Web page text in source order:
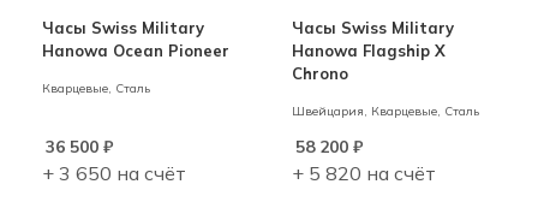
Часы Swiss Military
Hanowa Ocean Pioneer
Кварцевые, Сталь
36 500 ₽
+ 3 650 на счёт
Часы Swiss Military
Hanowa Flagship X
Chrono
Швейцария, Кварцевые, Сталь
58 200₽
+ 5 820 на счёт